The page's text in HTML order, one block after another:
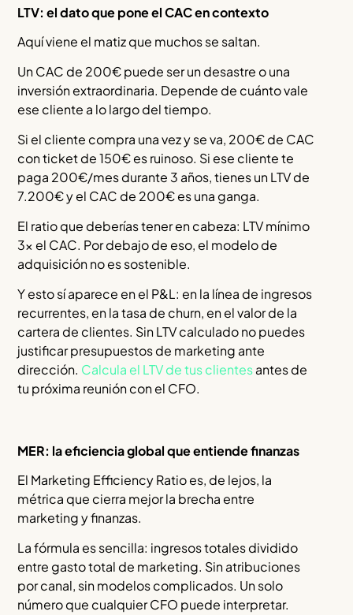
LTV: el dato que pone el CAC en contexto
Aquí viene el matiz que muchos se saltan.
Un CAC de 200€ puede ser un desastre o una
inversión extraordinaria. Depende de cuánto vale
ese cliente a lo largo del tiempo.
Si el cliente compra una vez y se va, 200€ de CAC
con ticket de 150€ es ruinoso. Si ese cliente te
paga 200€/mes durante 3 años, tienes un LTV de
7.200€ y el CAC de 200€ es una ganga.
El ratio que deberías tener en cabeza: LTV mínimo
3x el CAC. Por debajo de eso, el modelo de
adquisición no es sostenible.
Y esto sí aparece en el P&L: en la línea de ingresos
recurrentes, en la tasa de churn, en el valor de la
cartera de clientes. Sin LTV calculado no puedes
justificar presupuestos de marketing ante
dirección. Calcula el LTV de tus clientesantes de
tu próxima reunión con el CFO.
MER: la eficiencia global que entiende finanzas
El Marketing Efficiency Ratio es, de lejos, la
métrica que cierra mejor la brecha entre
marketing y finanzas.
La fórmula es sencilla: ingresos totales dividido
entre gasto total de marketing. Sin atribuciones
por canal, sin modelos complicados. Un solo
número que cualquier CFO puede interpretar.